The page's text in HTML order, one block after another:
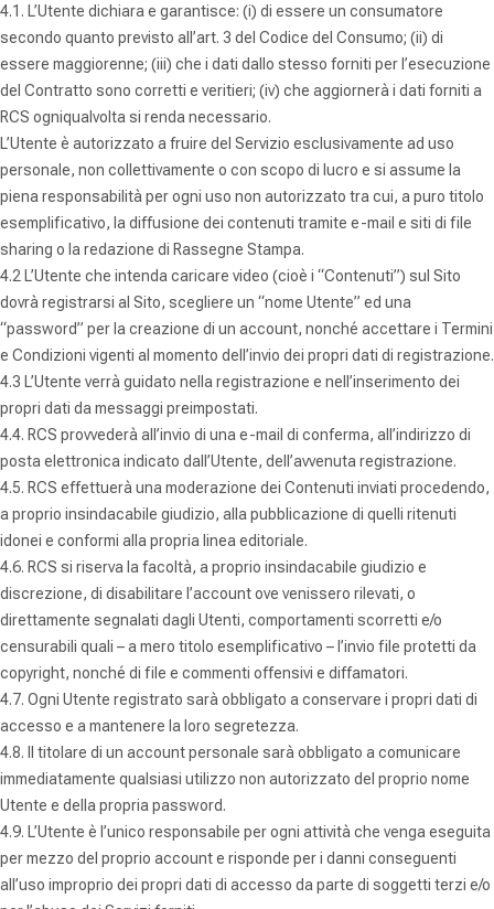
4.1. L’Utente dichiara e garantisce: (i) di essere un consumatore
secondo quanto previsto all’art. 3 del Codice del Consumo; (ii) di
essere maggiorenne; (iii) che i dati dallo stesso forniti per l’esecuzione
del Contratto sono corretti e veritieri; (iv) che aggiornerà i dati forniti a
RCS ogniqualvolta si renda necessario.
L’Utente è autorizzato a fruire del Servizio esclusivamente ad uso
personale, non collettivamente o con scopo di lucro e si assume la
piena responsabilità per ogni uso non autorizzato tra cui, a puro titolo
esemplificativo, la diffusione dei contenuti tramite e-mail e siti di file
sharing o la redazione di Rassegne Stampa.
4.2 L’Utente che intenda caricare video (cioè i “Contenuti”) sul Sito
dovrà registrarsi al Sito, scegliere un “nome Utente” ed una
“password” per la creazione di un account, nonché accettare i Termini
e Condizioni vigenti al momento dell’invio dei propri dati di registrazione.
4.3 L’Utente verrà guidato nella registrazione e nell’inserimento dei
propri dati da messaggi preimpostati.
4.4. RCS provvederà all’invio di una e-mail di conferma, all’indirizzo di
posta elettronica indicato dall’Utente, dell’avvenuta registrazione.
4.5. RCS effettuerà una moderazione dei Contenuti inviati procedendo,
a proprio insindacabile giudizio, alla pubblicazione di quelli ritenuti
idonei e conformi alla propria linea editoriale.
4.6. RCS si riserva la facoltà, a proprio insindacabile giudizio e
discrezione, di disabilitare l’account ove venissero rilevati, o
direttamente segnalati dagli Utenti, comportamenti scorretti e/o
censurabili quali – a mero titolo esemplificativo – l’invio file protetti da
copyright, nonché di file e commenti offensivi e diffamatori.
4.7. Ogni Utente registrato sarà obbligato a conservare i propri dati di
accesso e a mantenere la loro segretezza.
4.8. Il titolare di un account personale sarà obbligato a comunicare
immediatamente qualsiasi utilizzo non autorizzato del proprio nome
Utente e della propria password.
4.9. L’Utente è l’unico responsabile per ogni attività che venga eseguita
per mezzo del proprio account e risponde per i danni conseguenti
all’uso improprio dei propri dati di accesso da parte di soggetti terzi e/o